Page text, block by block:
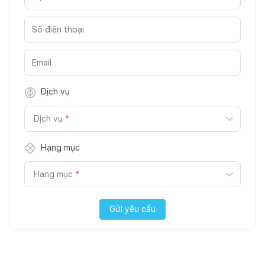
Dịch vụ
Dịch vụ *
Hạng mục
Hạng mục *
Gửi yêu cầu